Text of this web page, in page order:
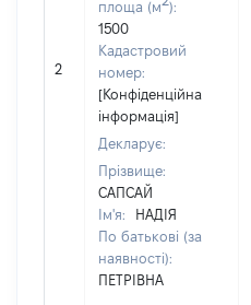
2
площа (м ):
1500
Кадастровий
номер:
[Конфіденційна
інформація]
Декларує:
Прізвище:
САПСАЙ
Ім'я:
НАДІЯ
По батькові (за
наявності):
ПЕТРІВНА